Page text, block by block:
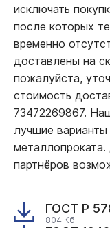
исключать
после которых
временно
доставлены на
пожалуйста,
стоимость
73472269867.
лучшие
партнёров
ГОСТ Р
804 Кб